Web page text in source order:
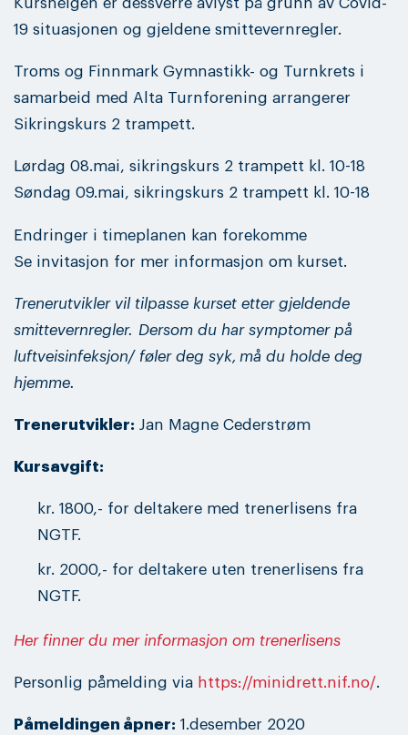
Kurshelgen er dessverre avlyst på grunn av Covid-
19 situasjonen og gjeldene smittevernregler.
Troms og Finnmark Gymnastikk- og Turnkrets i
samarbeid med Alta Turnforening arrangerer
Sikringskurs 2 trampett.
Lørdag 08.mai, sikringskurs 2 trampett kl. 10-18
Søndag 09.mai, sikringskurs 2 trampett kl. 10-18
Endringer i timeplanen kan forekomme
Se invitasjon for mer informasjon om kurset.
Trenerutvikler vil tilpasse kurset etter gjeldende
smittevernregler. Dersom du har symptomer på
luftveisinfeksjon/ føler deg syk, må du holde deg
hjemme.
Trenerutvikler: Jan Magne Cederstrøm
Kursavgift:
kr. 1800,- for deltakere med trenerlisens fra
NGTF.
kr. 2000,- for deltakere uten trenerlisens fra
NGTF.
Her finner du mer informasjon om trenerlisens
Personlig påmelding via https://minidrett.nif.no/.
Påmeldingen åpner: 1.desember 2020